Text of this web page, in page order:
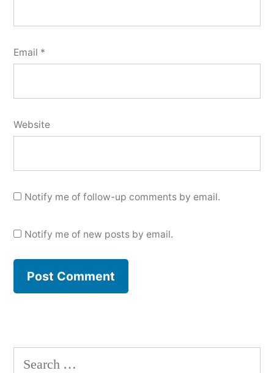
Email *
Website
Notify me of follow-up comments by email.
Notify me of new posts by email.
Search